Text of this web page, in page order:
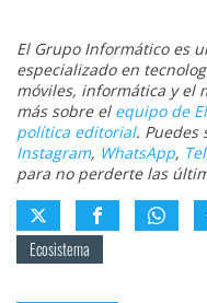
El Grupo Informático es
especializado en
móviles, informática y el
más sobre el equipo de
política editorial. Puedes
Instagram, WhatsApp,
para no perderte las
Ecosistema